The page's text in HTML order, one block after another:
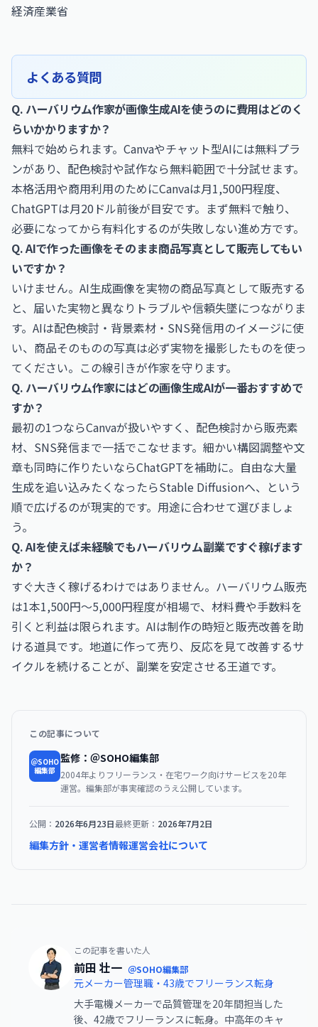
経済産業省
よくある質問
Q. ハーバリウム作家が画像生成AIを使うのに費用はどのく
らいかかりますか？
無料で始められます。Canvaやチャット型AIには無料プラ
ンがあり、配色検討や試作なら無料範囲で十分試せます。
本格活用や商用利用のためにCanvaは月1,500円程度、
ChatGPTは月20ドル前後が目安です。まず無料で触り、
必要になってから有料化するのが失敗しない進め方です。
Q. AIで作った画像をそのまま商品写真として販売してもい
いですか？
いけません。AI生成画像を実物の商品写真として販売する
と、届いた実物と異なりトラブルや信頼失墜につながりま
す。AIは配色検討・背景素材・SNS発信用のイメージに使
い、商品そのものの写真は必ず実物を撮影したものを使っ
てください。この線引きが作家を守ります。
Q. ハーバリウム作家にはどの画像生成AIが一番おすすめで
すか？
最初の1つならCanvaが扱いやすく、配色検討から販売素
材、SNS発信まで一括でこなせます。細かい構図調整や文
章も同時に作りたいならChatGPTを補助に。自由な大量
生成を追い込みたくなったらStable Diffusionへ、という
順で広げるのが現実的です。用途に合わせて選びましょ
う。
Q. AIを使えば未経験でもハーバリウム副業ですぐ稼げます
か？
すぐ大きく稼げるわけではありません。ハーバリウム販売
は1本1,500円〜5,000円程度が相場で、材料費や手数料を
引くと利益は限られます。AIは制作の時短と販売改善を助
ける道具です。地道に作って売り、反応を見て改善するサ
イクルを続けることが、副業を安定させる王道です。
この記事について
＠SOHO
編集部
監修：＠SOHO編集部
2004年よりフリーランス・在宅ワーク向けサービスを20年
運営。編集部が事実確認のうえ公開しています。
公開： 2026年6月23日最終更新： 2026年7月2日
編集方針・運営者情報運営会社について
この記事を書いた人
前田 壮一 ＠SOHO編集部
元メーカー管理職・43歳でフリーランス転身
大手電機メーカーで品質管理を20年間担当した
後、42歳でフリーランスに転身。中高年のキャ